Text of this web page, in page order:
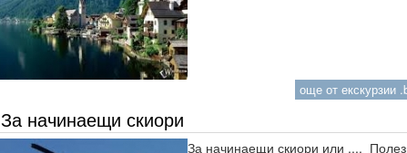
още от екскурзии
За начинаещи скиори
За начинаещи скиори или ....